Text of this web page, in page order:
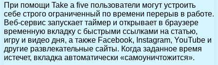
При помощи Take a five пользователи могут устроить
себе строго ограниченный по времени перерыв в работе.
Веб-сервис запускает таймер и открывает в браузере
временную вкладку с быстрыми ссылками на статью,
игру и видео дня, а также Facebook, Instagram, YouTube и
другие развлекательные сайты. Когда заданное время
истечет, вкладка автоматически «самоуничтожится».